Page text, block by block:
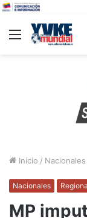
Menu
Inicio / Nacionales
Nacionales
MP